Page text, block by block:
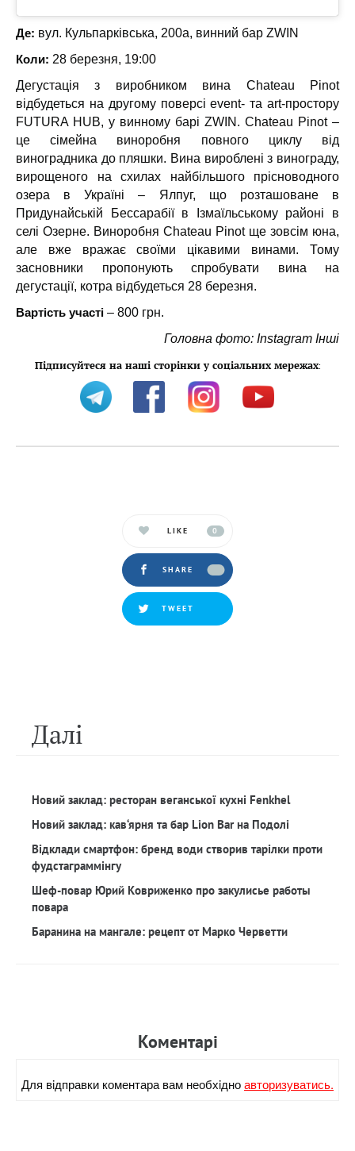
Де: вул. Кульпарківська, 200а, винний бар ZWIN
Коли: 28 березня, 19:00
Дегустація з виробником вина Chateau Pinot
відбудеться на другому поверсі event- та art-простору
FUTURA HUB, у винному барі ZWIN. Chateau Pinot –
це сімейна виноробня повного циклу від
виноградника до пляшки. Вина вироблені з винограду,
вирощеного на схилах найбільшого прісноводного
озера в Україні – Ялпуг, що розташоване в
Придунайській Бессарабії в Ізмаїльському районі в
селі Озерне. Виноробня Chateau Pinot ще зовсім юна,
але вже вражає своїми цікавими винами. Тому
засновники пропонують спробувати вина на
дегустації, котра відбудеться 28 березня.
Вартість участі – 800 грн.
Головна фото: Instagram Інші
Підписуйтеся на наші сторінки у соціальних мережах:
LIKE 0
SHARE
TWEET
Далi
Новий заклад: ресторан веганської кухні Fenkhel
Новий заклад: кав‘ярня та бар Lion Bar на Подолі
Відклади смартфон: бренд води створив тарілки проти
фудстаграммінгу
Шеф-повар Юрий Ковриженко про закулисье работы
повара
Баранина на мангале: рецепт от Марко Черветти
Коментарi
Для вiдправки коментара вам необхiдноавторизуватись.